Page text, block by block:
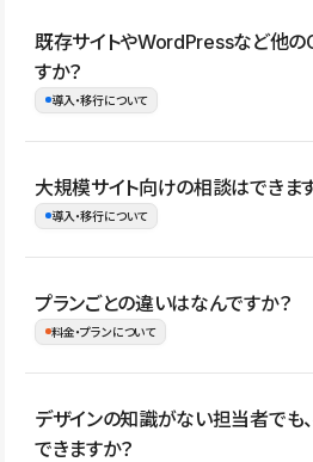
コーポレートサイト、サービスサイト
グ・メディア、イベントサイト、店舗
ォリオなど幅広く制作できます。
既存サイトやWordPressなど他の
すか？
導入・移行について
はい。既存サイトの構成やコンテンツ、
Studio上に再構築する形で移行できま
イト全体のデザインや設定がそのまま
め、移行後にページ構成やデザイン、
大規模サイト向けの相談はできま
導入・移行について
はい。アクセス規模が大きいサイトや
理、セキュリティ確認、既存システム
ない段階でも、お問い合わせください。
お問合せはこちら
プランごとの違いはなんですか？
料金・プランについて
公開ページ数、バージョン履歴の期間
管理の有無などがプランごとに異なり
デザインの知識がない担当者でも
できますか？